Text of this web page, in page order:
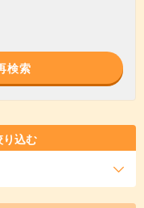
検索
込む